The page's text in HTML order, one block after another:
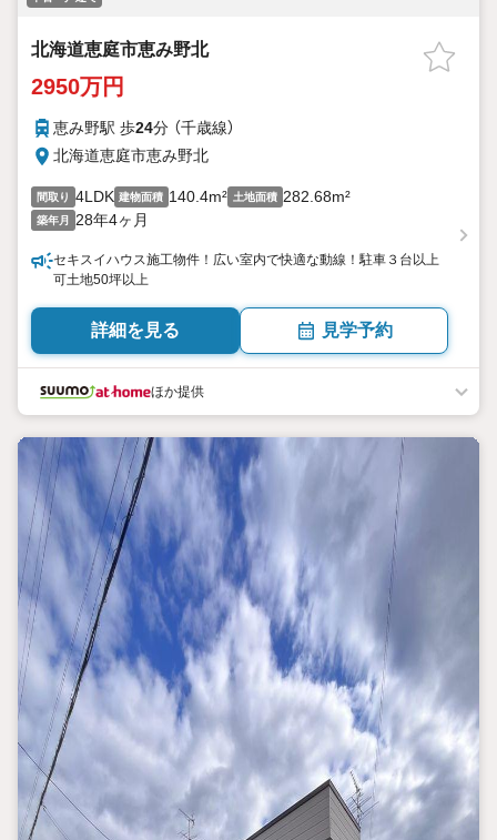
北海道恵庭市恵み野北
2950万円
恵み野駅 歩24分 （千歳線）
北海道恵庭市恵み野北
間取り 4LDK 建物面積 140.4m² 土地面積 282.68m²
築年月 28年4ヶ月
セキスイハウス施工物件！広い室内で快適な動線！駐車３台以上
可土地50坪以上
詳細を見る 見学予約
ほか提供